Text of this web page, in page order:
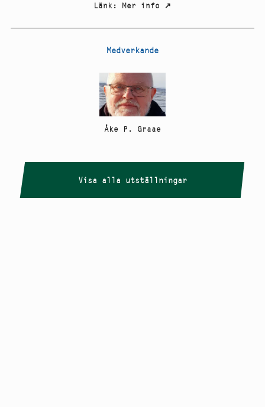
Länk: Mer info ↗
Medverkande
Åke P. Graae
Visa alla utställningar